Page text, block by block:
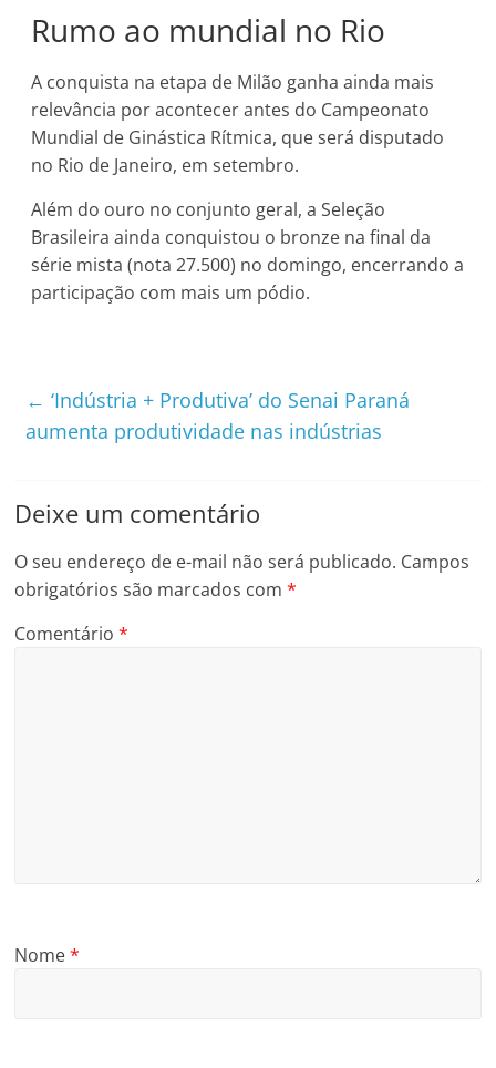
Rumo ao mundial no Rio
A conquista na etapa de Milão ganha ainda mais
relevância por acontecer antes do Campeonato
Mundial de Ginástica Rítmica, que será disputado
no Rio de Janeiro, em setembro.
Além do ouro no conjunto geral, a Seleção
Brasileira ainda conquistou o bronze na final da
série mista (nota 27.500) no domingo, encerrando a
participação com mais um pódio.
← ‘Indústria + Produtiva’ do Senai Paraná
aumenta produtividade nas indústrias
Deixe um comentário
O seu endereço de e-mail não será publicado. Campos
obrigatórios são marcados com*
Comentário*
Nome*